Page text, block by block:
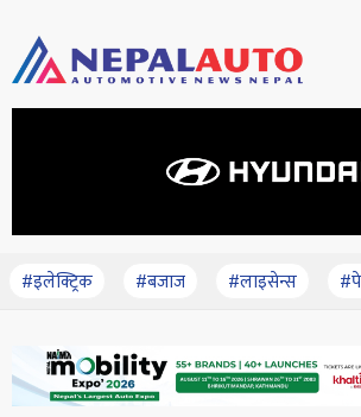
#इलेक्ट्रिक #बजाज #लाइसेन्स